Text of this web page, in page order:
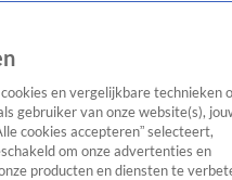
TV Algemeen
Tip
en vergelijkbare technieken
gebruiker van onze website(s),
cookies accepteren” selecteert,
om onze advertenties en
producten en diensten te